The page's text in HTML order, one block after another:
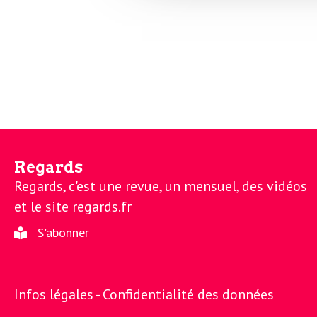
L
e
e
e
t
t
e
r
L
Regards
Regards, c'est une revue, un mensuel, des vidéos
et le site regards.fr
S'abonner
Infos légales -Confidentialité des données